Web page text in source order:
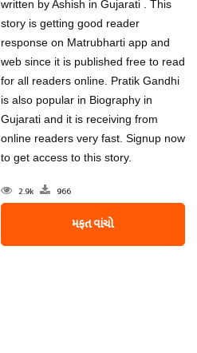
written by Ashish in Gujarati . This
story is getting good reader
response on Matrubharti app and
web since it is published free to read
for all readers online. Pratik Gandhi
is also popular in Biography in
Gujarati and it is receiving from
online readers very fast. Signup now
to get access to this story.
2.9k 966
મફત વાંચો